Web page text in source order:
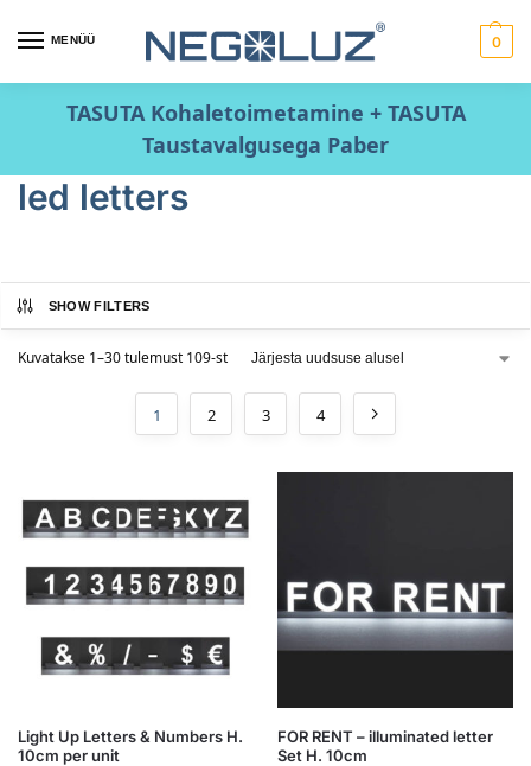
MENÜÜ 0
TASUTA Kohaletoimetamine + TASUTA
Taustavalgusega Paber
led letters
SHOW FILTERS
Kuvatakse 1–30 tulemust 109-st
1 2 3 4
Light Up Letters & Numbers H.
10cm per unit
FOR RENT – illuminated letter
Set H. 10cm